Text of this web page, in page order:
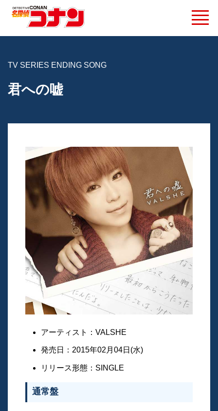
TV SERIES ENDING SONG
君への嘘
アーティスト：VALSHE
発売日：2015年02月04日(水)
リリース形態：SINGLE
通常盤